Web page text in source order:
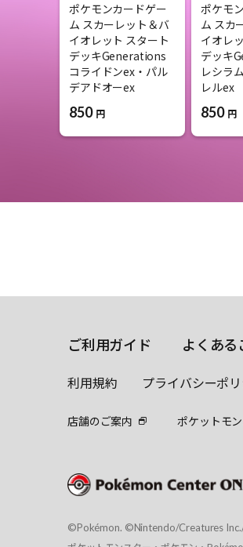
ポケモンカードゲー
ム スカーレット＆バ
イオレット スタート
デッキGenerations
コライドンex・パル
デアドオーex
850 円
ポケモ
ム スカ
イオレ
デッキ
レシラ
レルex
850 円
ご利用ガイド よくあ
利用規約 プライバシーポ
店舗のご案内 ポケットモ
©Pokémon. ©Nintendo/Creatures Inc./